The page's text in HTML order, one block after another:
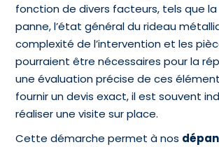
fonction de divers facteurs, tels que
panne, l’état général du rideau
complexité de l’intervention et les
pourraient être nécessaires pour la
une évaluation précise de ces
fournir un devis exact, il est souvent
réaliser une visite sur place.
Cette démarche permet à nos